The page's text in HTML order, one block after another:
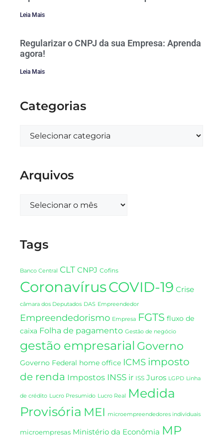
Leia Mais
Regularizar o CNPJ da sua Empresa: Aprenda
agora!
Leia Mais
Categorias
Arquivos
Tags
Banco Central CLT CNPJ Cofins
CoronavírusCOVID-19 Crise
câmara dos Deputados DAS Empreendedor
Empreendedorismo Empresa FGTS fluxo de
caixa Folha de pagamento Gestão de negócio
gestão empresarial Governo
Governo Federal home office ICMS imposto
de renda Impostos INSS ir ISS Juros LGPD Linha
de crédito Lucro Presumido Lucro Real Medida
Provisória MEI microempreendedores individuais
microempresas Ministério da Econômia MP